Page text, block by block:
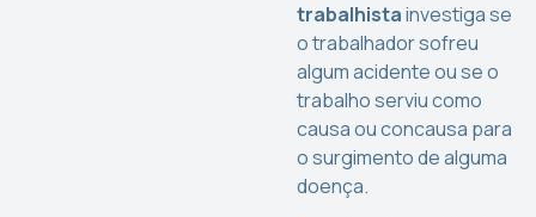
trabalhistainvestiga se
o trabalhador sofreu
algum acidente ou se o
trabalho serviu como
causa ou concausa para
o surgimento de alguma
doença.